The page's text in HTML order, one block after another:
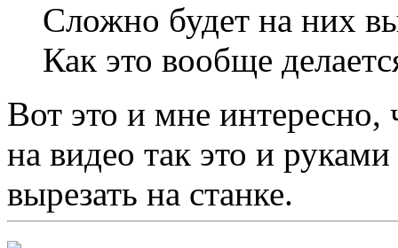
Сложно будет на них
Как это вообще
Вот это и мне интересно,
на видео так это и
вырезать на станке.